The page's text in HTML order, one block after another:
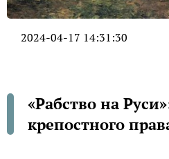
2024-04-17 14:31:30
«Рабство на
крепостного